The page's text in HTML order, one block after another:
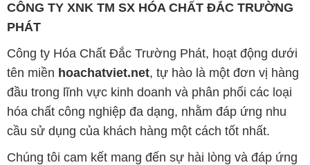
CÔNG TY XNK TM SX HÓA CHẤT ĐẮC TRƯỜNG
PHÁT
Công ty Hóa Chất Đắc Trường Phát, hoạt động dưới
tên miền hoachatviet.net, tự hào là một đơn vị hàng
đầu trong lĩnh vực kinh doanh và phân phối các loại
hóa chất công nghiệp đa dạng, nhằm đáp ứng nhu
cầu sử dụng của khách hàng một cách tốt nhất.
Chúng tôi cam kết mang đến sự hài lòng và đáp ứng